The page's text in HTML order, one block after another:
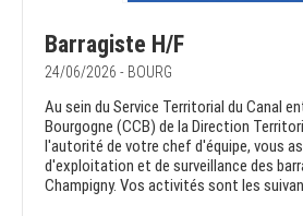
Barragiste H/F
24/06/2026 - BOURG
Au sein du Service Territorial du Canal
Bourgogne (CCB) de la Direction
l'autorité de votre chef d'équipe, vous
d'exploitation et de surveillance des
Champigny. Vos activités sont les